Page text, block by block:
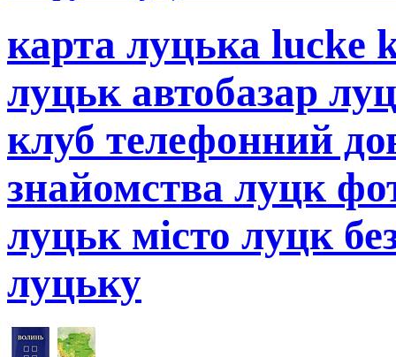
карта луцька lucke
луцьк автобазар
клуб телефонний
знайомства луцк
луцьк місто луцк
луцьку